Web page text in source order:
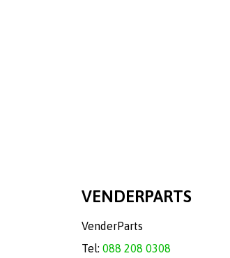
VENDERPARTS
VenderParts
Tel: 088 208 0308